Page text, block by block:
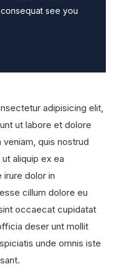
see you
adipisicing elit,
ut labore et dolore
veniam, quis nostrud
aliquip ex ea
dolor in
cillum dolore eu
occaecat cupidatat
deser unt mollit
unde omnis iste